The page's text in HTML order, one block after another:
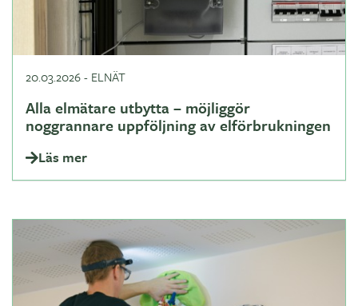
20.03.2026- ELNÄT
Alla elmätare utbytta – möjliggör
noggrannare uppföljning av elförbrukningen
Läs mer